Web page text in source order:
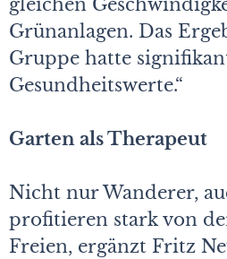
gleichen
Grünanlagen. Das
Gruppe hatte
Gesundheitswerte.“
Garten als Therapeut
Nicht nur Wanderer,
profitieren stark von
Freien, ergänzt Fritz